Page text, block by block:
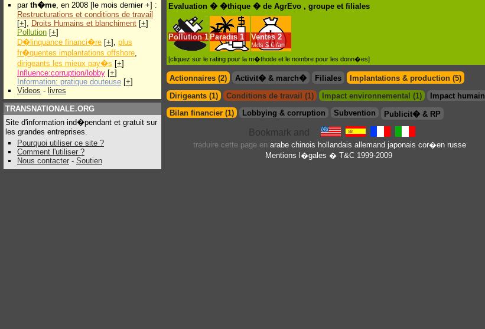
par th�me, en 2008 [le mois dernier +] :
Restructurations et conditions de travail
[+], Droits Humains et blanchiment [+]
Pollution [+]
D�linquance financi�re [+], plus
fr�quentes implantations offshore,
dirigeants les mieux pay�s [+]
Influence:corruption/lobby [+]
Information: pratique douteuse [+]
Videos - livres
TRANSNATIONALE.ORG
Site d'information ind�pendant et gratuit sur
les grandes entreprises.
Pourquoi utiliser ce site ?
Comment l'utiliser ?
Nous contacter - Soutien
Evaluation � �thique � de AgrEvo , groupe et filiales
Pollution 1Paradis 1 Ventes 2
Mds $.€ /an
[cliquez sur le rating pour la m�thode et le nombre pour les donn�es]
Actionnaires (2) Activit� & march� Filiales
Implantations & production (5)
Dirigeants (1)
Conditions de travail (1) Impact environnemental (1)
Impact humain
Bilan financier (1)
Lobbying & corruption Subvention Publicit� & RP
traduire cette page en arabe chinois hollandais allemand japonais cor�en russe
Mentions l�gales � T&C 1999-2009